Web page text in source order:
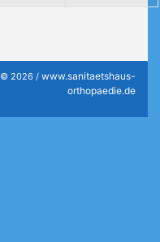
© 2026 / www.sanitaetshaus-
orthopaedie.de